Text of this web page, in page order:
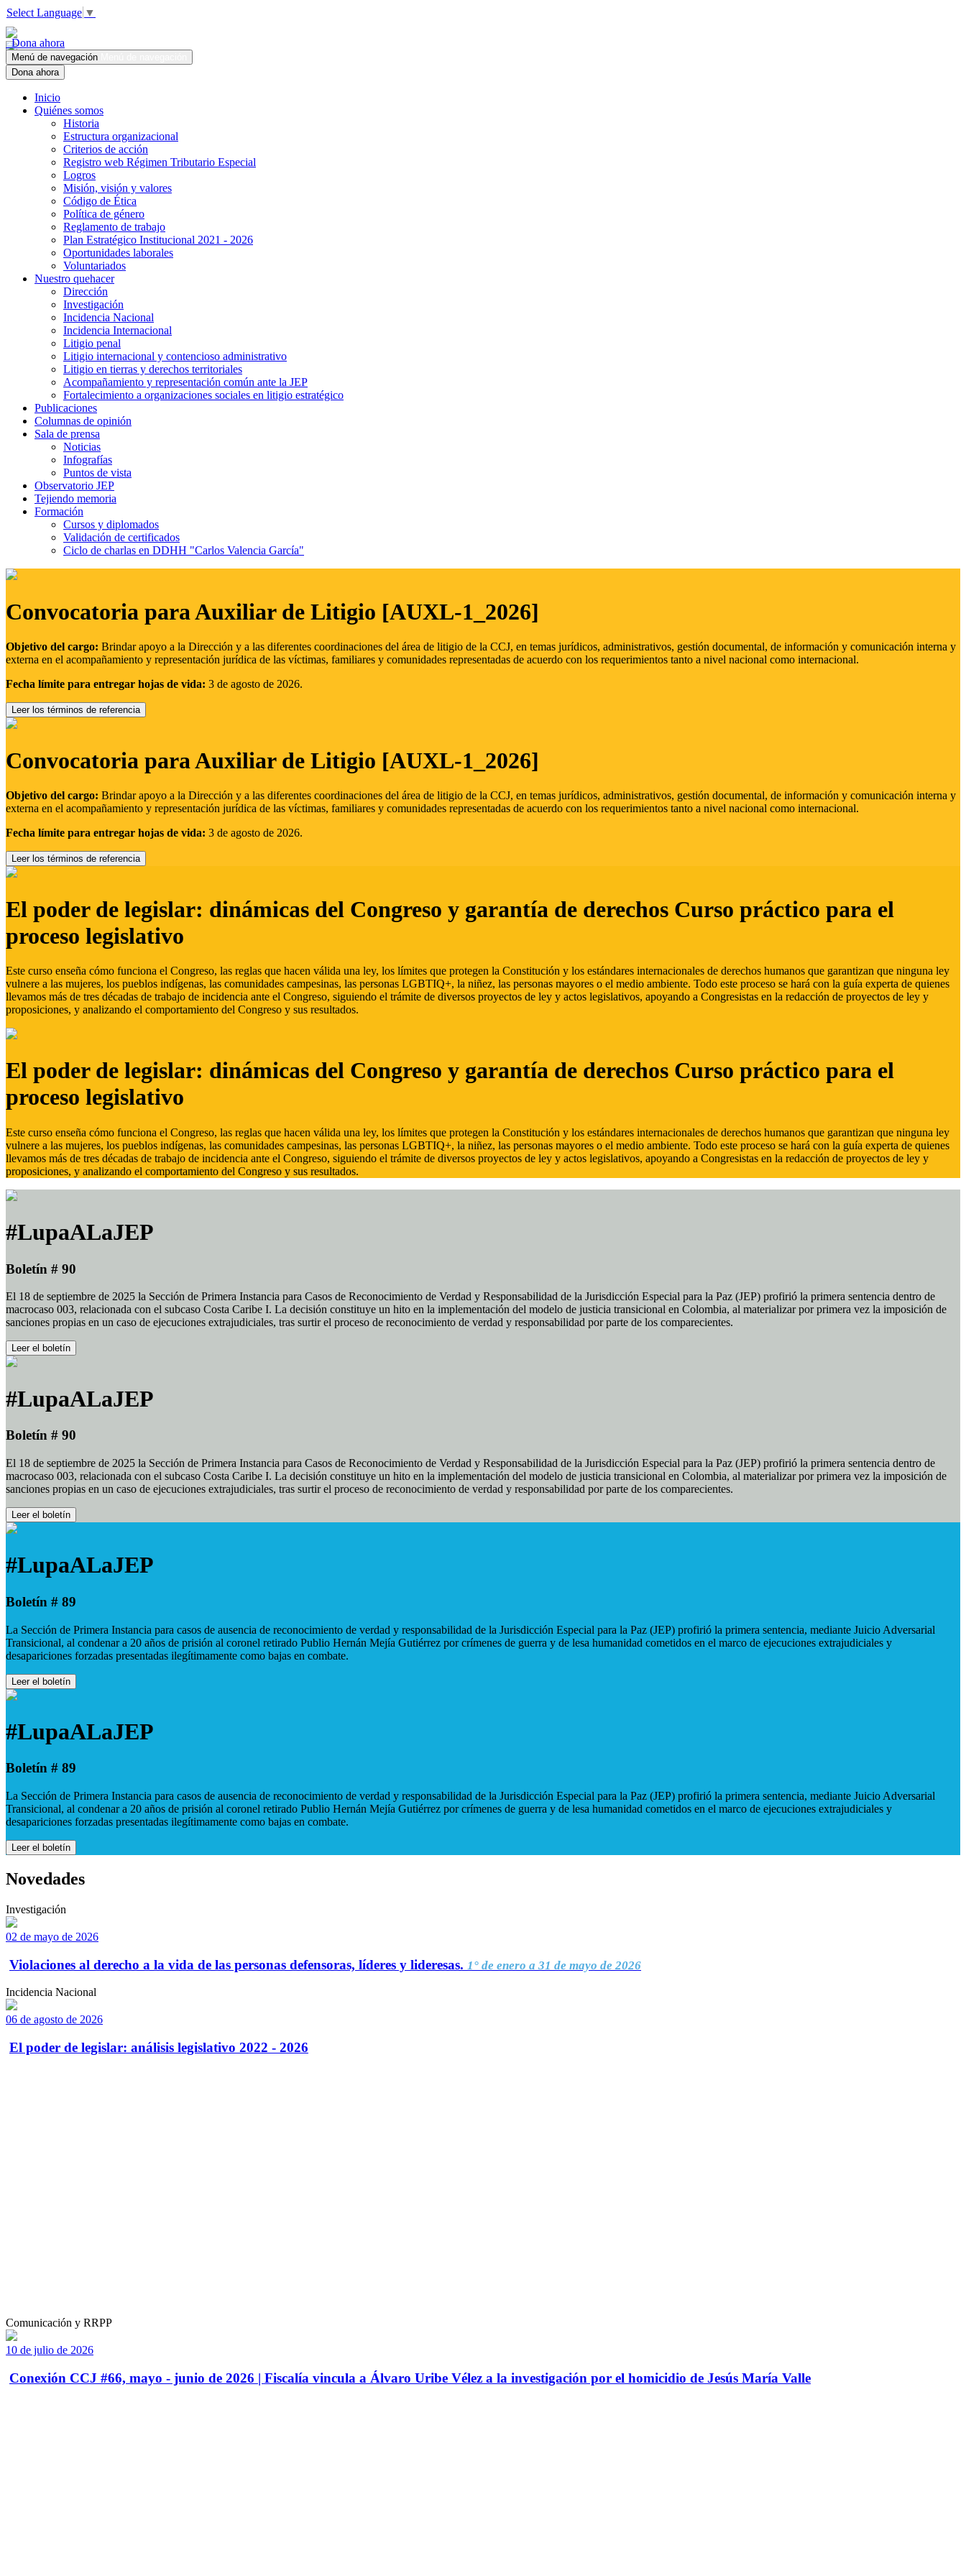
Select Language ▼
Dona ahora
Menú de navegación
Dona ahora
Inicio
Quiénes somos
Historia
Estructura organizacional
Criterios de acción
Registro web Régimen Tributario Especial
Logros
Misión, visión y valores
Código de Ética
Política de género
Reglamento de trabajo
Plan Estratégico Institucional 2021 - 2026
Oportunidades laborales
Voluntariados
Nuestro quehacer
Dirección
Investigación
Incidencia Nacional
Incidencia Internacional
Litigio penal
Litigio internacional y contencioso administrativo
Litigio en tierras y derechos territoriales
Acompañamiento y representación común ante la JEP
Fortalecimiento a organizaciones sociales en litigio estratégico
Publicaciones
Columnas de opinión
Sala de prensa
Noticias
Infografías
Puntos de vista
Observatorio JEP
Tejiendo memoria
Formación
Cursos y diplomados
Validación de certificados
Ciclo de charlas en DDHH "Carlos Valencia García"
Convocatoria para Auxiliar de Litigio [AUXL-1_2026]
Objetivo del cargo: Brindar apoyo a la Dirección y a las diferentes coordinaciones del área de litigio de la CCJ, en temas jurídicos, administrativos, gestión documental, de información y comunicación interna y
externa en el acompañamiento y representación jurídica de las víctimas, familiares y comunidades representadas de acuerdo con los requerimientos tanto a nivel nacional como internacional.
Fecha límite para entregar hojas de vida: 3 de agosto de 2026.
Leer los términos de referencia
Convocatoria para Auxiliar de Litigio [AUXL-1_2026]
Objetivo del cargo: Brindar apoyo a la Dirección y a las diferentes coordinaciones del área de litigio de la CCJ, en temas jurídicos, administrativos, gestión documental, de información y comunicación interna y
externa en el acompañamiento y representación jurídica de las víctimas, familiares y comunidades representadas de acuerdo con los requerimientos tanto a nivel nacional como internacional.
Fecha límite para entregar hojas de vida: 3 de agosto de 2026.
Leer los términos de referencia
El poder de legislar: dinámicas del Congreso y garantía de derechos Curso práctico para el
proceso legislativo
Este curso enseña cómo funciona el Congreso, las reglas que hacen válida una ley, los límites que protegen la Constitución y los estándares internacionales de derechos humanos que garantizan que ninguna ley
vulnere a las mujeres, los pueblos indígenas, las comunidades campesinas, las personas LGBTIQ+, la niñez, las personas mayores o el medio ambiente. Todo este proceso se hará con la guía experta de quienes
llevamos más de tres décadas de trabajo de incidencia ante el Congreso, siguiendo el trámite de diversos proyectos de ley y actos legislativos, apoyando a Congresistas en la redacción de proyectos de ley y
proposiciones, y analizando el comportamiento del Congreso y sus resultados.
El poder de legislar: dinámicas del Congreso y garantía de derechos Curso práctico para el
proceso legislativo
Este curso enseña cómo funciona el Congreso, las reglas que hacen válida una ley, los límites que protegen la Constitución y los estándares internacionales de derechos humanos que garantizan que ninguna ley
vulnere a las mujeres, los pueblos indígenas, las comunidades campesinas, las personas LGBTIQ+, la niñez, las personas mayores o el medio ambiente. Todo este proceso se hará con la guía experta de quienes
llevamos más de tres décadas de trabajo de incidencia ante el Congreso, siguiendo el trámite de diversos proyectos de ley y actos legislativos, apoyando a Congresistas en la redacción de proyectos de ley y
proposiciones, y analizando el comportamiento del Congreso y sus resultados.
#LupaALaJEP
Boletín # 90
El 18 de septiembre de 2025 la Sección de Primera Instancia para Casos de Reconocimiento de Verdad y Responsabilidad de la Jurisdicción Especial para la Paz (JEP) profirió la primera sentencia dentro de
macrocaso 003, relacionada con el subcaso Costa Caribe I. La decisión constituye un hito en la implementación del modelo de justicia transicional en Colombia, al materializar por primera vez la imposición de
sanciones propias en un caso de ejecuciones extrajudiciales, tras surtir el proceso de reconocimiento de verdad y responsabilidad por parte de los comparecientes.
Leer el boletín
#LupaALaJEP
Boletín # 90
El 18 de septiembre de 2025 la Sección de Primera Instancia para Casos de Reconocimiento de Verdad y Responsabilidad de la Jurisdicción Especial para la Paz (JEP) profirió la primera sentencia dentro de
macrocaso 003, relacionada con el subcaso Costa Caribe I. La decisión constituye un hito en la implementación del modelo de justicia transicional en Colombia, al materializar por primera vez la imposición de
sanciones propias en un caso de ejecuciones extrajudiciales, tras surtir el proceso de reconocimiento de verdad y responsabilidad por parte de los comparecientes.
Leer el boletín
#LupaALaJEP
Boletín # 89
La Sección de Primera Instancia para casos de ausencia de reconocimiento de verdad y responsabilidad de la Jurisdicción Especial para la Paz (JEP) profirió la primera sentencia, mediante Juicio Adversarial
Transicional, al condenar a 20 años de prisión al coronel retirado Publio Hernán Mejía Gutiérrez por crímenes de guerra y de lesa humanidad cometidos en el marco de ejecuciones extrajudiciales y
desapariciones forzadas presentadas ilegítimamente como bajas en combate.
Leer el boletín
#LupaALaJEP
Boletín # 89
La Sección de Primera Instancia para casos de ausencia de reconocimiento de verdad y responsabilidad de la Jurisdicción Especial para la Paz (JEP) profirió la primera sentencia, mediante Juicio Adversarial
Transicional, al condenar a 20 años de prisión al coronel retirado Publio Hernán Mejía Gutiérrez por crímenes de guerra y de lesa humanidad cometidos en el marco de ejecuciones extrajudiciales y
desapariciones forzadas presentadas ilegítimamente como bajas en combate.
Leer el boletín
Novedades
Investigación
02 de mayo de 2026
Violaciones al derecho a la vida de las personas defensoras, líderes y lideresas. 1° de enero a 31 de mayo de 2026
Incidencia Nacional
06 de agosto de 2026
El poder de legislar: análisis legislativo 2022 - 2026
Comunicación y RRPP
10 de julio de 2026
Conexión CCJ #66, mayo - junio de 2026 | Fiscalía vincula a Álvaro Uribe Vélez a la investigación por el homicidio de Jesús María Valle